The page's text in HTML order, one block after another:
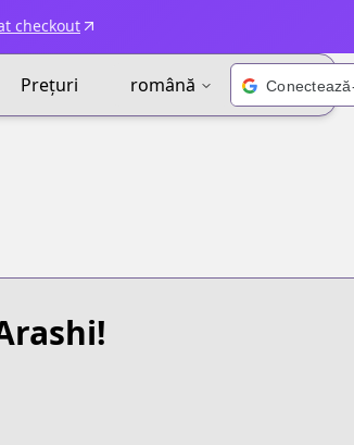
checkout
Prețuri română